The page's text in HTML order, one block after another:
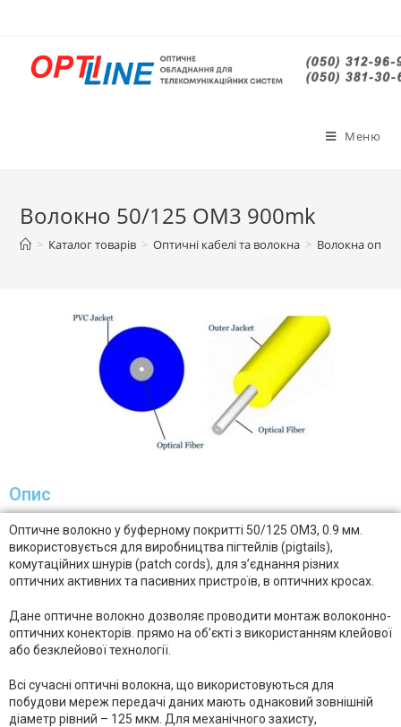
Меню
Волокно 50/125 OM3 900mk
> Каталог товарів > Оптичні кабелі та волокна > Волокна
Опис
Оптичне волокно у буферному покритті 50/125 OM3, 0.9 мм.
використовується для виробництва пігтейлів (pigtails),
комутаційних шнурів (patch cords), для з’єднання різних
оптичних активних та пасивних пристроїв, в оптичних кросах.
Дане оптичне волокно дозволяє проводити монтаж волоконно-
оптичних конекторів. прямо на об’єкті з використанням клейової
або безклейової технології.
Всі сучасні оптичні волокна, що використовуються для
побудови мереж передачі даних мають однаковий зовнішній
діаметр рівний – 125 мкм. Для механічного захисту,